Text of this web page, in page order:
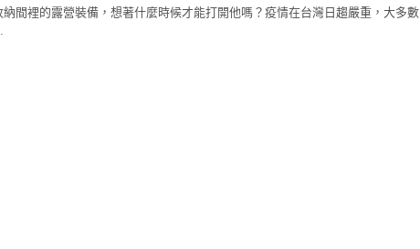
納間裡的露營裝備，想著什麼時候才能打開他嗎？疫情在台灣日趨嚴重，大多數